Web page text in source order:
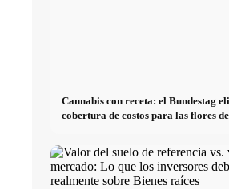
Cannabis con receta: el Bundestag
cobertura de costos para las flores